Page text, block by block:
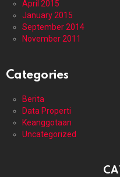
April 2015
January 2015
September 2014
November 2011
Categories
Berita
Data Properti
Keanggotaan
Uncategorized